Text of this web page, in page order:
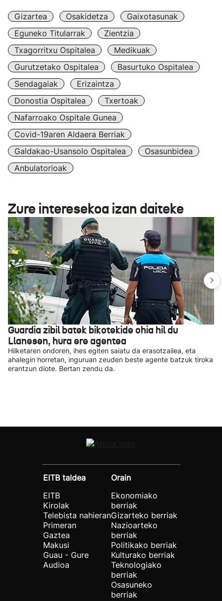
Gizartea Osakidetza
Gaixotasunak
Eguneko Titularrak
Zientzia
Txagorritxu Ospitalea
Medikuak
Gurutzetako Ospitalea
Basurtuko Ospitalea
Sendagaiak
Erizaintza
Donostia Ospitalea
Txertoak
Nafarroako Ospitale Gunea
Covid-19aren Aldaera Berriak
Galdakao-Usansolo Ospitalea
Osasunbidea
Anbulatorioak
Zure interesekoa izan daiteke
Guardia zibil batek bikotekide ohia hil du
Llanesen, hura ere agentea
Hilketaren ondoren, ihes egiten saiatu da erasotzailea, eta
ahalegin horretan, inguruan zeuden beste agente batzuk tiroka
erantzun diote. Bertan zendu da.
EITB taldea
EITB
Kirolak
Telebista nahieran
Primeran
Gaztea
Makusi
Guau - Gure
Audioa
Orain
Ekonomiako
berriak
Gizarteko berriak
Nazioarteko
berriak
Politikako berriak
Kulturako berriak
Teknologiako
berriak
Osasuneko
berriak